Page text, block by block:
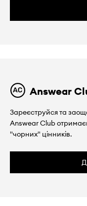
Answear
Зареєструйся та
Answear Club
"чорних" цінників.